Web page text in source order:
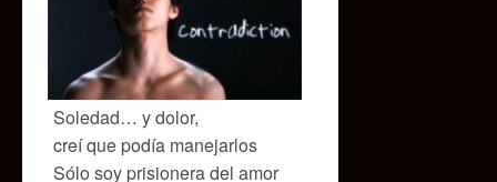
Soledad… y dolor,
creí que podía manejarlos
Sólo soy prisionera del amor